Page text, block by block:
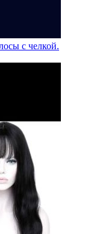
с челкой.